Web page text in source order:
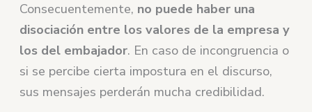
Consecuentemente, no puede haber una
disociación entre los valores de la empresa y
los del embajador. En caso de incongruencia o
si se percibe cierta impostura en el discurso,
sus mensajes perderán mucha credibilidad.